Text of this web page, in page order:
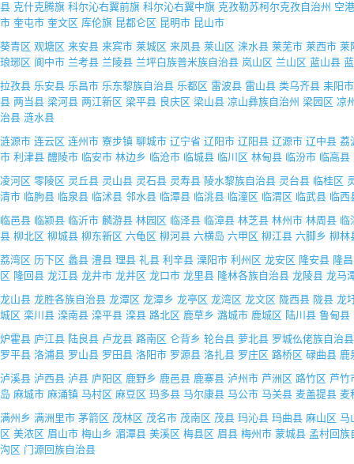
县 克什克腾旗 科尔沁右翼前旗 科尔沁右翼中旗 克孜勒苏柯尔克孜自治州 空
市 奎屯市 奎文区 库伦旗 昆都仑区 昆明市 昆山市
葵青区 观塘区 来安县 来宾市 莱城区 来凤县 莱山区 涞水县 莱芜市 莱西市 莱
琅琊区 阆中市 兰考县 兰陵县 兰坪白族普米族自治县 岚山区 兰山区 蓝山县
拉孜县 乐安县 乐昌市 乐东黎族自治县 乐都区 雷波县 雷山县 类乌齐县 耒阳市
县 两当县 梁河县 两江新区 梁平县 良庆区 梁山县 凉山彝族自治州 梁园区 凉
治县 涟水县
涟源市 连云区 连州市 寮步镇 聊城市 辽宁省 辽阳市 辽阳县 辽源市 辽中县 荔
市 利津县 醴陵市 临安市 林边乡 临沧市 临城县 临川区 林甸县 临汾市 临高县
凌河区 零陵区 灵丘县 灵山县 灵石县 灵寿县 陵水黎族自治县 灵台县 临桂区
清市 临朐县 临泉县 临沭县 邻水县 临潭县 临洮县 临潼区 临渭区 临武县 临西
临邑县 临颍县 临沂市 麟游县 林园区 临泽县 临漳县 林芝县 林州市 林周县 临
县 柳北区 柳城县 柳东新区 六龟区 柳河县 六横岛 六甲区 柳江县 六脚乡 柳林
荔湾区 历下区 蠡县 澧县 理县 礼县 利辛县 溧阳市 利州区 龙安区 隆安县 隆
区 隆回县 龙江县 龙井市 龙井区 龙口市 龙里县 隆林各族自治县 龙陵县 龙马
龙山县 龙胜各族自治县 龙潭区 龙潭乡 龙亭区 龙湾区 龙文区 陇西县 陇县 龙
城区 栾川县 滦南县 滦平县 滦县 路北区 鹿草乡 潞城市 鹿城区 陆川县 鲁甸县
炉霍县 庐江县 陆良县 卢龙县 路南区 仑背乡 轮台县 萝北县 罗城仫佬族自治县
罗平县 洛浦县 罗山县 罗田县 洛阳市 罗源县 洛扎县 罗庄区 路桥区 碌曲县 鹿
泸溪县 泸西县 泸县 庐阳区 鹿野乡 鹿邑县 鹿寨县 泸州市 芦洲区 路竹区 芦竹
岛 麻城市 麻涌镇 马村区 麻豆区 玛多县 马尔康县 马公市 马关县 麦盖提县 麦
满州乡 满洲里市 茅箭区 茂林区 茂名市 茂南区 茂县 玛沁县 玛曲县 麻山区 马
区 美浓区 眉山市 梅山乡 湄潭县 美溪区 梅县区 眉县 梅州市 蒙城县 孟村回族
沟区 门源回族自治县